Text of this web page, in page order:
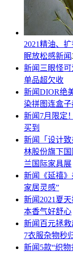
2021精油、
眠放松感新闻
新闻 三眼怪
单品超欠收
新闻DIOR绝
染拼图连盒
新闻 7月限定
买到
新闻
「设计
林股份旗下
兰国际家具展
新闻
《延禧
家居灵感”
新闻 2021夏
本香气好舒心
新闻 百元拯
7衣服杂物秒
新闻 5款“织